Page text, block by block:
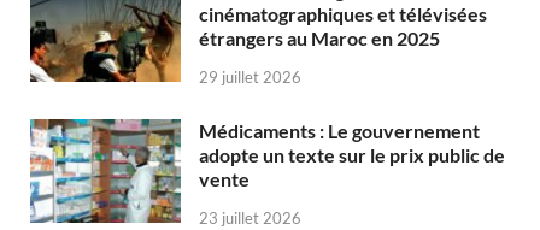
cinématographiques et télévisées
étrangers au Maroc en 2025
29 juillet 2026
Médicaments : Le gouvernement
adopte un texte sur le prix public de
vente
23 juillet 2026